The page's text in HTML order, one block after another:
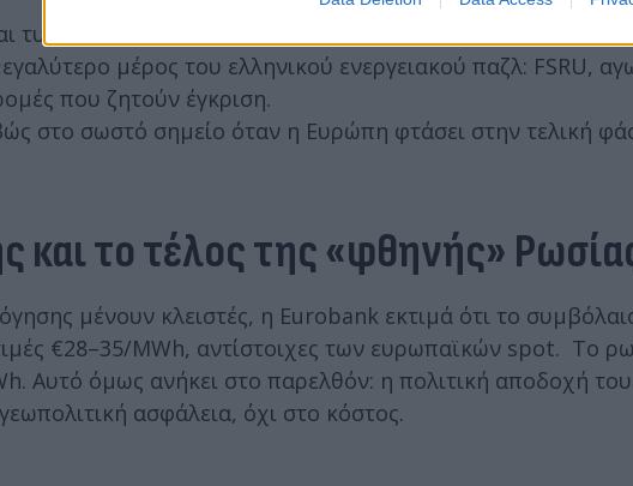
τυχαίο. Τα νέα έργα υγροποίησης στις ΗΠΑ
μέρος του ελληνικού ενεργειακού παζλ: FSRU,
που ζητούν έγκριση.
στο σωστό σημείο όταν η Ευρώπη φτάσει στην τελική
και το τέλος της «φθηνής»
μένουν κλειστές, η Eurobank εκτιμά ότι το
€28–35/MWh, αντίστοιχες των ευρωπαϊκών spot. Το
Αυτό όμως ανήκει στο παρελθόν: η πολιτική αποδοχή του
ασφάλεια, όχι στο κόστος.